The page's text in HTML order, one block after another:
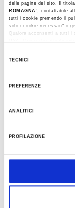
delle pagine del sito. Il
ROMAGNA”, contattabile
tutti i cookie premendo il
solo i cookie necessari" o
Qualora acconsenti a tutti i
TECNICI
PREFERENZE
ANALITICI
PROFILAZIONE